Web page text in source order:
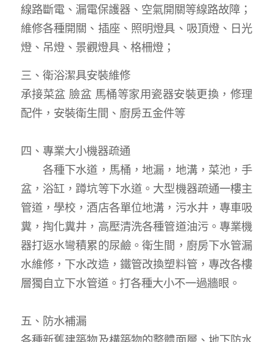
線路斷電、漏電保護器、空氣開關等線路故障；
維修各種開關、插座、照明燈具、吸頂燈、日光
燈、吊燈、景觀燈具、格柵燈；
三、衛浴潔具安裝維修
承接菜盆 臉盆 馬桶等家用瓷器安裝更換，修理
配件，安裝衛生間、廚房五金件等
四、專業大小機器疏通
各種下水道，馬桶，地漏，地溝，菜池，手
盆，浴缸，蹲坑等下水道。大型機器疏通一樓主
管道，學校，酒店各單位地溝，污水井，專車吸
糞，掏化糞井，高壓清洗各種管道油污。專業機
器打返水彎積累的尿鹼。衛生間，廚房下水管漏
水維修，下水改造，鐵管改換塑料管，專改各樓
層獨自立下水管道。打各種大小不一過牆眼。
五、防水補漏